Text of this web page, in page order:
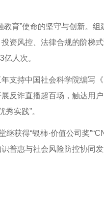
育”使命的坚守与创新。组
资风控、法律合规的阶梯
人次。
持中国社会科学院编写《
反诈直播超百场，触达用
实践”。
获得“银柿·价值公司奖
普惠与社会风险防控协同